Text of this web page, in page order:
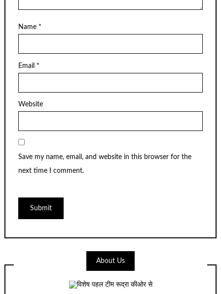
Name *
Email *
Website
Save my name, email, and website in this browser for the
next time I comment.
About Us